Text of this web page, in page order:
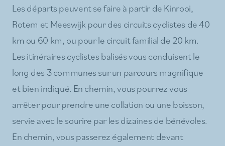
Les départs peuvent se faire à partir de Kinrooi,
Rotem et Meeswijk pour des circuits cyclistes de 40
km ou 60 km, ou pour le circuit familial de 20 km.
Les itinéraires cyclistes balisés vous conduisent le
long des 3 communes sur un parcours magnifique
et bien indiqué. En chemin, vous pourrez vous
arrêter pour prendre une collation ou une boisson,
servie avec le sourire par les dizaines de bénévoles.
En chemin, vous passerez également devant